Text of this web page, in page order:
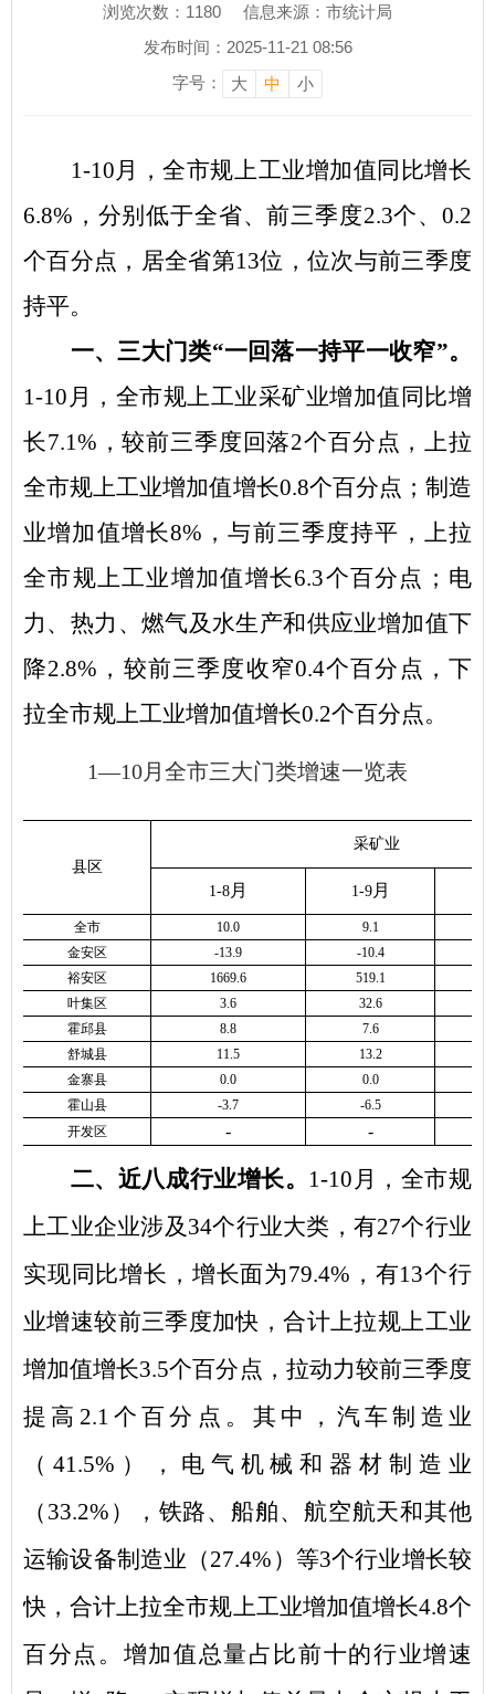
浏览次数： 1180
信息来源：市统计局
发布时间：2025-11-21 08:56
字号：
大 中 小
1-10月，全市规上工业增加值同比增长
6.8% ，分别低于全省、前三季度2.3个、 0.2
个百分点，居全省第13位，位次与前三季度
持平。
一、三大门类“一回落一持平一收窄”。
1-10 月，全市规上工业采矿业增加值同比增
长7.1% ，较前三季度回落2个百分点，上拉
全市规上工业增加值增长0.8个百分点；制造
业增加值增长8% ，与前三季度持平，上拉
全市规上工业增加值增长6.3个百分点；电
力、热力、燃气及水生产和供应业增加值下
降2.8% ， 较前三季度收窄0.4个百分点， 下
拉全市规上工业增加值增长0.2个百分点。
1—10月全市三大门类增速一览表
县区
采矿业
1-8 月 1-9月
全市 10.0
9.1
金安区
-13.9
-10.4
裕安区
1669.6
519.1
叶集区
3.6
32.6
霍邱县
8.8
7.6
舒城县
11.5
13.2
金寨县
0.0 0.0
霍山县
-3.7
-6.5
开发区
- -
二、近八成行业增长。 1-10 月，全市规
上工业企业涉及 34个行业大类， 有27个行业
实现同比增长，增长面为79.4% ，有13个行
业增速较前三季度加快，合计上拉规上工业
增加值增长3.5个百分点，拉动力较前三季度
提高 2.1 个百分点。其中，汽车制造业
（ 41.5% ），电气机械和器材制造业
（ 33.2% ），铁路、船舶、航空航天和其他
运输设备制造业（27.4% ）等3个行业增长较
快，合计上拉全市规上工业增加值增长4.8个
百分点。 增加值总量占比前十的行业增速